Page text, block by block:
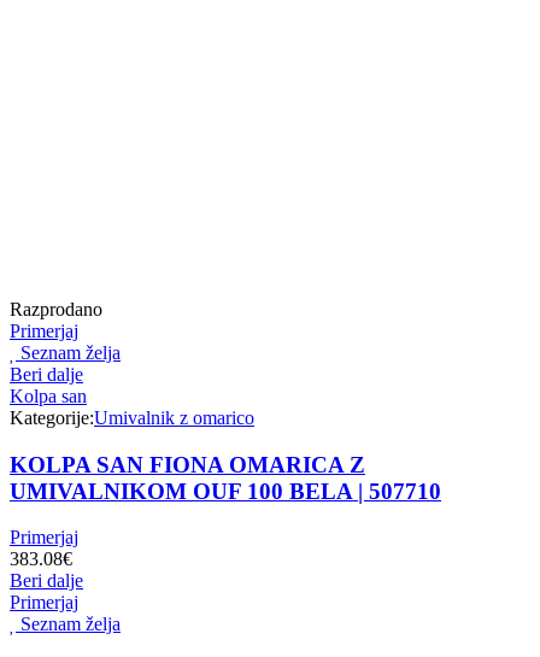
Razprodano
Primerjaj
Seznam želja
Beri dalje
Kolpa san
Kategorije:Umivalnik z omarico
KOLPA SAN FIONA OMARICA Z
UMIVALNIKOM OUF 100 BELA | 507710
Primerjaj
383.08€
Beri dalje
Primerjaj
Seznam želja